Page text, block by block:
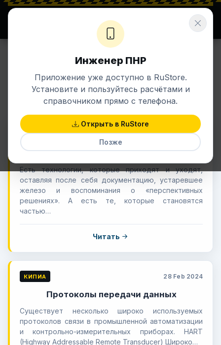
⚡ ENERGETIK.UZ
Инженер ПНР
Приложение уже доступно в RuStore.
Установите и пользуйтесь расчётами и
справочником прямо с телефона.
Открыть в RuStore
Позже
Полезные статьи по КИПиА
Практические советы, схемы, датчики, автоматика и
АСУТП.
КИПИА 19 Mar 2026
HART глазами инженера
Есть технологии, которые приходят и уходят,
оставляя после себя документацию, устаревшее
железо и воспоминания о «перспективных
решениях». А есть те, которые становятся
частью…
Читать
КИПИА 28 Feb 2024
Протоколы передачи данных
Существует несколько широко используемых
протоколов связи в промышленной автоматизации
и контрольно-измерительных приборах. HART
(Highway Addressable Remote Transducer) Широко…